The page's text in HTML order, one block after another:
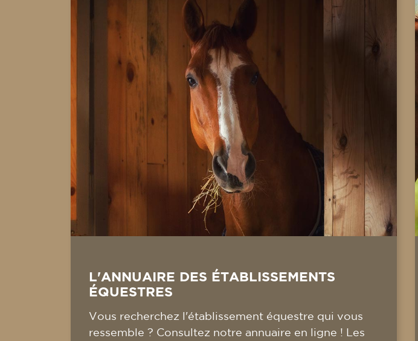
L'ANNUAIRE DES ÉTABLISSEMENTS
ÉQUESTRES
Vous recherchez l'établissement équestre qui vous
ressemble ? Consultez notre annuaire en ligne ! Les